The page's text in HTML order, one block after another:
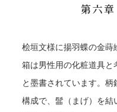
第六
桧垣文様に揚羽蝶の金
箱は男性用の化粧道具と
と墨書されています。
構成で、髷（まげ）を結